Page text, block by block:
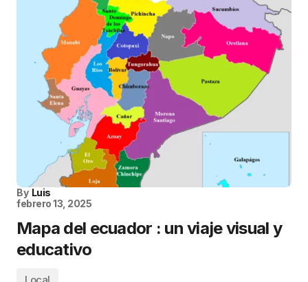
By Luis
febrero 13, 2025
Mapa del ecuador : un viaje visual y
educativo